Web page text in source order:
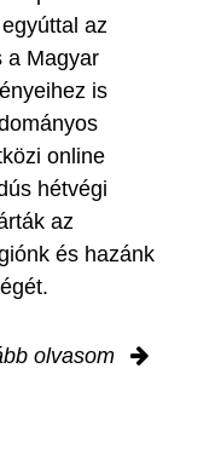
az
a Magyar
is
online
hétvégi
az
és hazánk
olvasom